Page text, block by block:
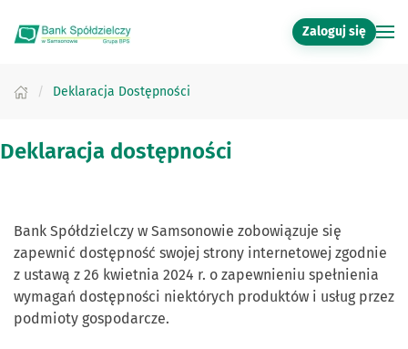
Przejdź do głównej treści
Zaloguj się
Deklaracja Dostępności
Deklaracja dostępności
Bank Spółdzielczy w Samsonowie zobowiązuje się
zapewnić dostępność swojej strony internetowej zgodnie
z ustawą z 26 kwietnia 2024 r. o zapewnieniu spełnienia
wymagań dostępności niektórych produktów i usług przez
podmioty gospodarcze.